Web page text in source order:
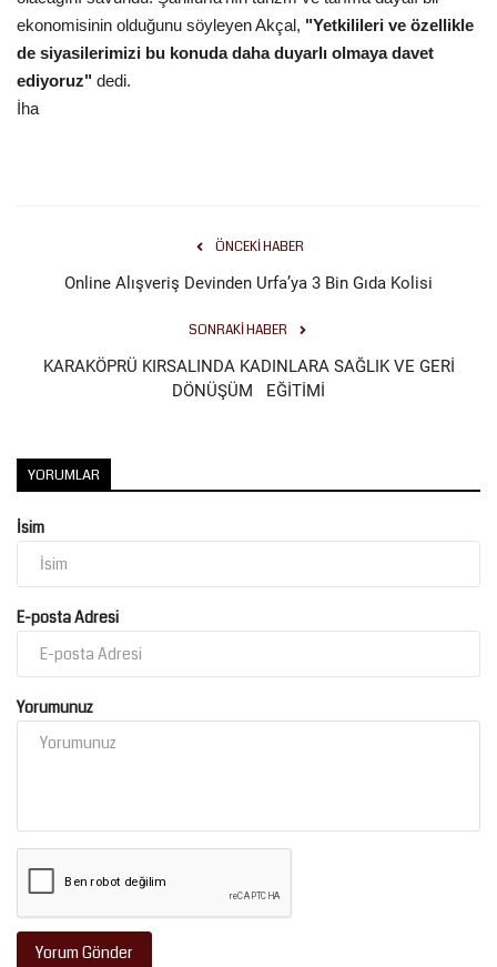
Künye
Yaşam
ekonomisinin olduğunu söyleyen Akçal, "Yetkilileri ve özellikle
de siyasilerimizi bu konuda daha duyarlı olmaya davet
ediyoruz" dedi.
İha
ÖNCEKI HABER
Online Alışveriş Devinden Urfa’ya 3 Bin Gıda Kolisi
SONRAKI HABER
KARAKÖPRÜ KIRSALINDA KADINLARA SAĞLIK VE GERİ
DÖNÜŞÜM EĞİTİMİ
YORUMLAR
İsim
E-posta Adresi
Yorumunuz
Yorum Gönder